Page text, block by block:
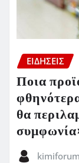
ΕΙΔΗΣΕΙΣ
Ποια
θα
kimiforum